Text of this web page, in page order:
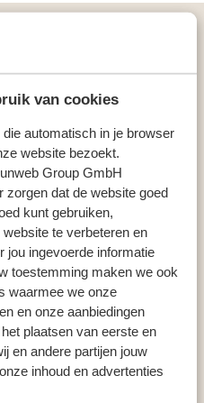
van cookies
automatisch in je browser
website bezoekt.
Group GmbH
zorgen dat de website goed
kunt gebruiken,
te verbeteren en
jou ingevoerde informatie
toestemming maken we ook
waarmee we onze
en onze aanbiedingen
plaatsen van eerste en
en andere partijen jouw
inhoud en advertenties